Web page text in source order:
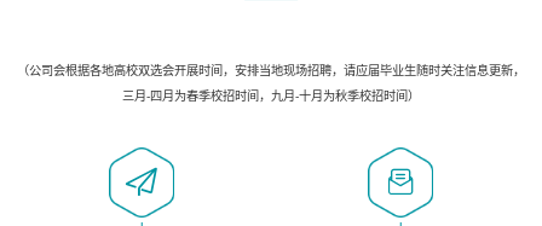
（公司会根据各地高校双选会开展时间，安排当地现场招聘，请应届毕业生随时关注信息更新，
三月-四月为春季校招时间，九月-十月为秋季校招时间）